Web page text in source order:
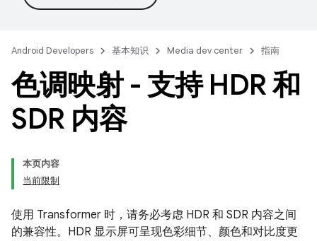
Android Developers 基本知识 Media dev center 指南
色调映射 - 支持 HDR 和
SDR 内容
本页内容
当前限制
使用 Transformer 时，请务必考虑 HDR 和 SDR 内容之间
的兼容性。HDR 显示屏可呈现色彩细节、颜色和对比度更